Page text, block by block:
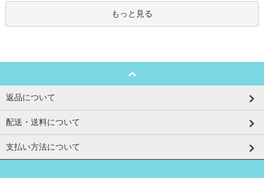
もっと見る
返品について
配送・送料について
支払い方法について